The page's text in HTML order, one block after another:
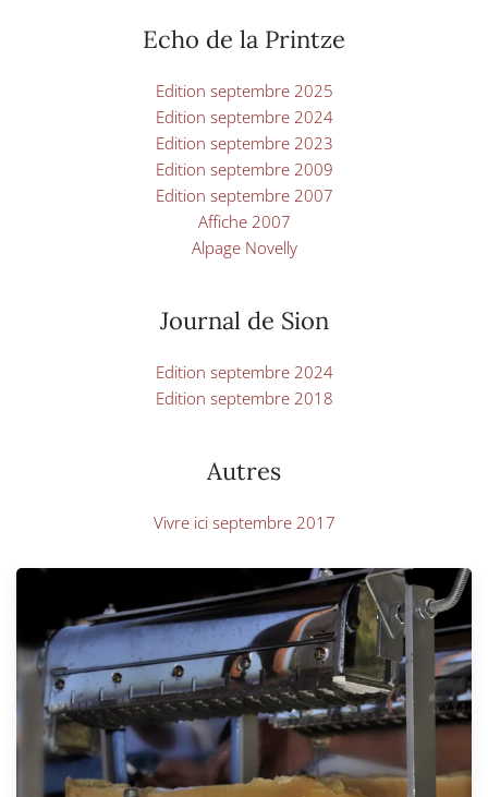
Echo de la Printze
Edition septembre 2025
Edition septembre 2024
Edition septembre 2023
Edition septembre 2009
Edition septembre 2007
Affiche 2007
Alpage Novelly
Journal de Sion
Edition septembre 2024
Edition septembre 2018
Autres
Vivre ici septembre 2017